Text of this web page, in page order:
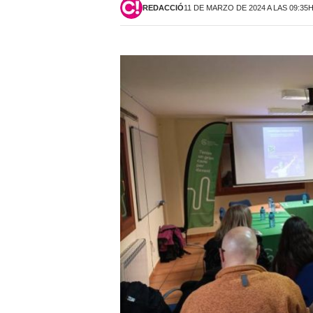
REDACCIÓ11 DE MARZO DE 2024 A LAS 09:35H